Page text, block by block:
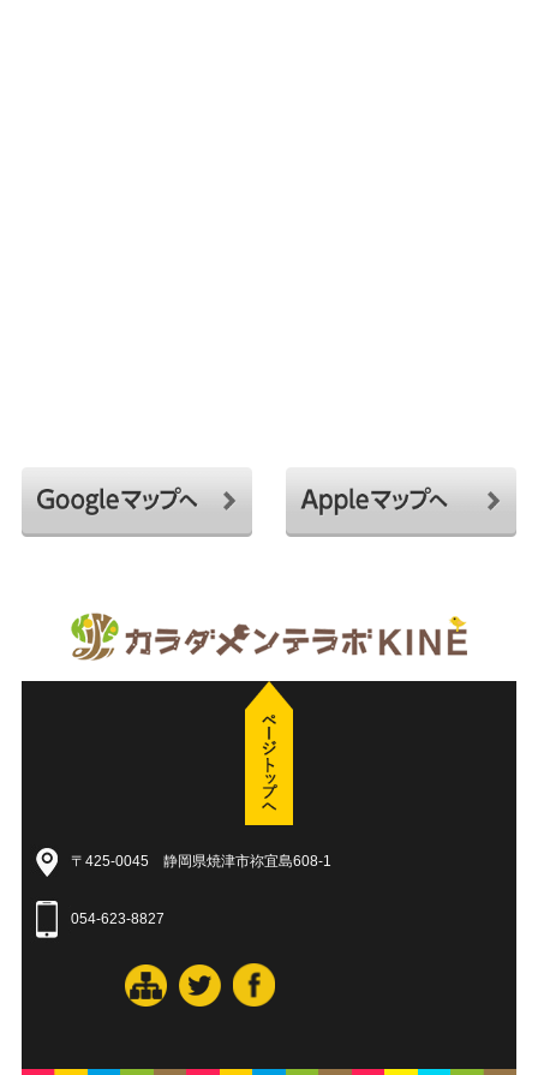
〒425-0045 静岡県焼津市祢宜島608-1
054-623-8827